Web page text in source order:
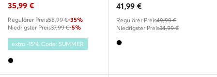
35,99 €
Regulärer Preis55,99 €-35%
Niedrigster Preis37,99 €-5%
extra -15% Code: SUMMER
41,99 €
Regulärer Preis49,99 €
Niedrigster Preis34,99 €